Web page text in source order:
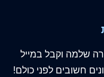
שלמה וקבל במייל
חשובים לפני כולם!